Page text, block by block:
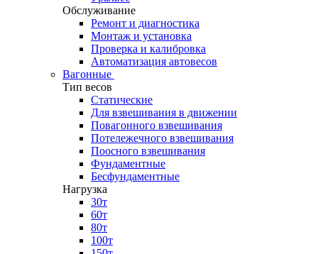
Обслуживание
Ремонт и диагностика
Монтаж и установка
Проверка и калибровка
Автоматизация автовесов
Вагонные
Тип весов
Статические
Для взвешивания в движении
Повагонного взвешивания
Потележечного взвешивания
Поосного взвешивания
Фундаментные
Бесфундаментные
Нагрузка
30т
60т
80т
100т